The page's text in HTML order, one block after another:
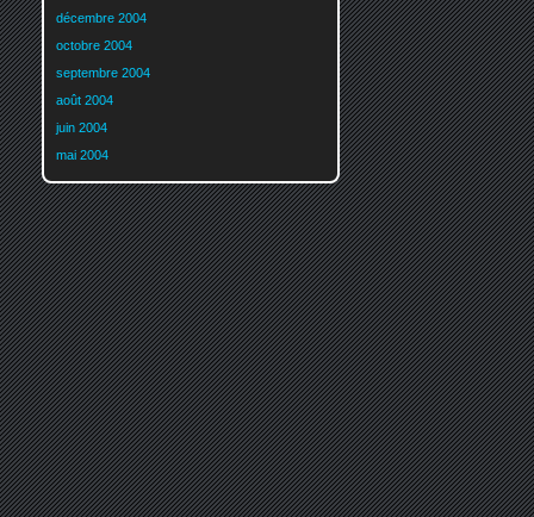
décembre 2004
octobre 2004
septembre 2004
août 2004
juin 2004
mai 2004